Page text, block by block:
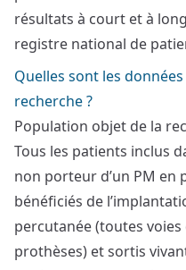
résultats à court et à
registre national de
Quelles sont les
recherche ?
Population objet de la
Tous les patients inclus
non porteur d’un PM en
bénéficiés de
percutanée (toutes
prothèses) et sortis